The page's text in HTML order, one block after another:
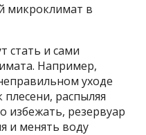
микроклимат в
стать и сами
Например,
уходе
распыляя
избежать, резервуар
и менять воду